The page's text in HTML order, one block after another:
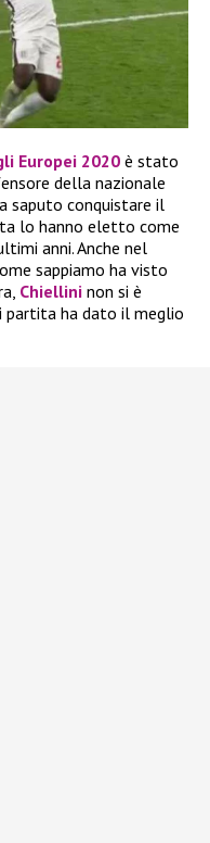
Europei 2020 è stato
della nazionale
saputo conquistare il
lo hanno eletto come
anni. Anche nel
sappiamo ha visto
Chiellini non si è
partita ha dato il meglio